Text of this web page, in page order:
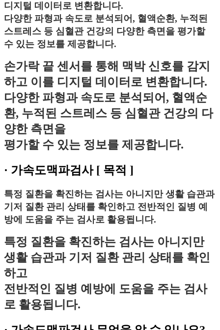
디지털 데이터로 변환합니다.
다양한 파형과 속도로 분석되어, 혈액순환, 누적된
스트레스 등 심혈관 건강의 다양한 측면을 평가할
수 있는 정보를 제공합니다.
손가락 끝 센서를 통해 맥박 신호를 감지
하고 이를 디지털 데이터로 변환합니다.
다양한 파형과 속도로 분석되어, 혈액순
환, 누적된 스트레스 등 심혈관 건강의 다
양한 측면을
평가할 수 있는 정보를 제공합니다.
· 가속도맥파검사 [ 목적 ]
특정 질환을 확진하는 검사는 아니지만생활 습관과
기저 질환 관리 상태를 확인하고 전반적인 질병 예
방에 도움을 주는 검사로 활용됩니다.
특정 질환을 확진하는 검사는 아니지만
생활 습관과 기저 질환 관리 상태를 확인
하고
전반적인 질병 예방에 도움을 주는 검사
로 활용됩니다.